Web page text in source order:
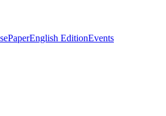
ePaperEnglish EditionEvents